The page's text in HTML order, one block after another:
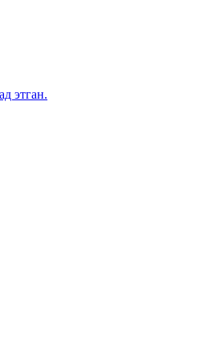
этган.